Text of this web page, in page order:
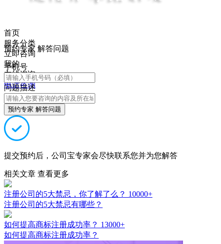
首页
服务分类
立即咨询
我的
在线咨询
电话咨询
预约专家 解答问题
手机号
问题描述
预约专家 解答问题
提交预约后，公司宝专家会尽快联系您并为您解答
相关文章 查看更多
注册公司的5大禁忌，你了解了么？ 10000+
注册公司的5大禁忌有哪些？
如何提高商标注册成功率？ 13000+
如何提高商标注册成功率？